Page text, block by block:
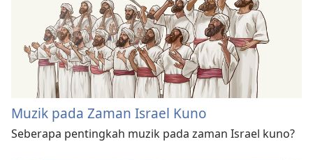
Muzik pada Zaman Israel Kuno
Seberapa pentingkah muzik pada zaman Israel kuno?